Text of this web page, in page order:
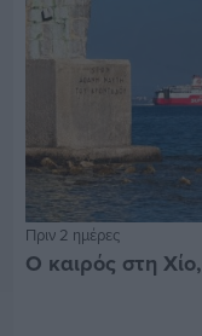
Πριν 2 ημέρες
Ο καιρός στη